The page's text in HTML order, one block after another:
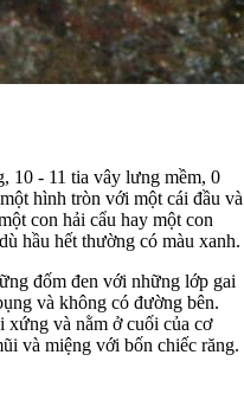
10 - 11 tia vây lưng mềm, 0
hình tròn với một cái đầu và
con hải cẩu hay một con
hầu hết thường có màu xanh.
đốm đen với những lớp gai
và không có đường bên.
xứng và nằm ở cuối của cơ
và miệng với bốn chiếc răng.